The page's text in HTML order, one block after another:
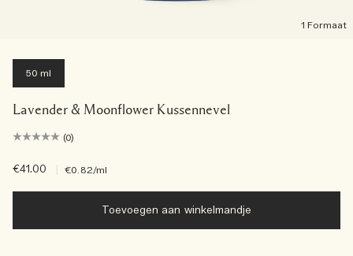
1 Formaat
50 ml
Lavender & Moonflower Kussennevel
(0)
€41.00 €0.82/ml
Toevoegen aan winkelmandje